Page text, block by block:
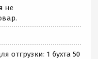
не
отгрузки: 1 бухта 50